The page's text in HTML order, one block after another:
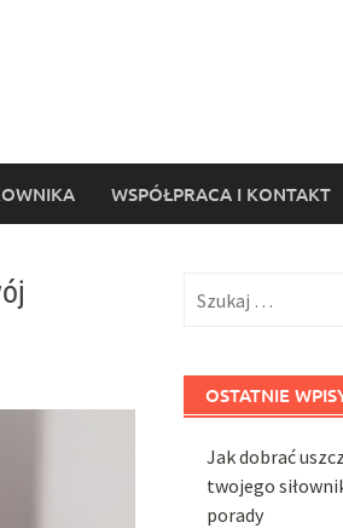
WSPÓŁPRACA I KONTAKT
OSTATNIE
Jak dobrać
twojego
porady